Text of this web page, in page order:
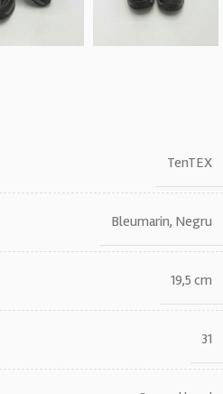
TenTEX
Bleumarin, Negru
19,5 cm
31